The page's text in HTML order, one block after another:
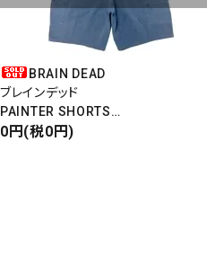
BRAIN DEAD
ブレインデッド
PAINTER SHORTS
ペインターショーツ
0円(税0円)